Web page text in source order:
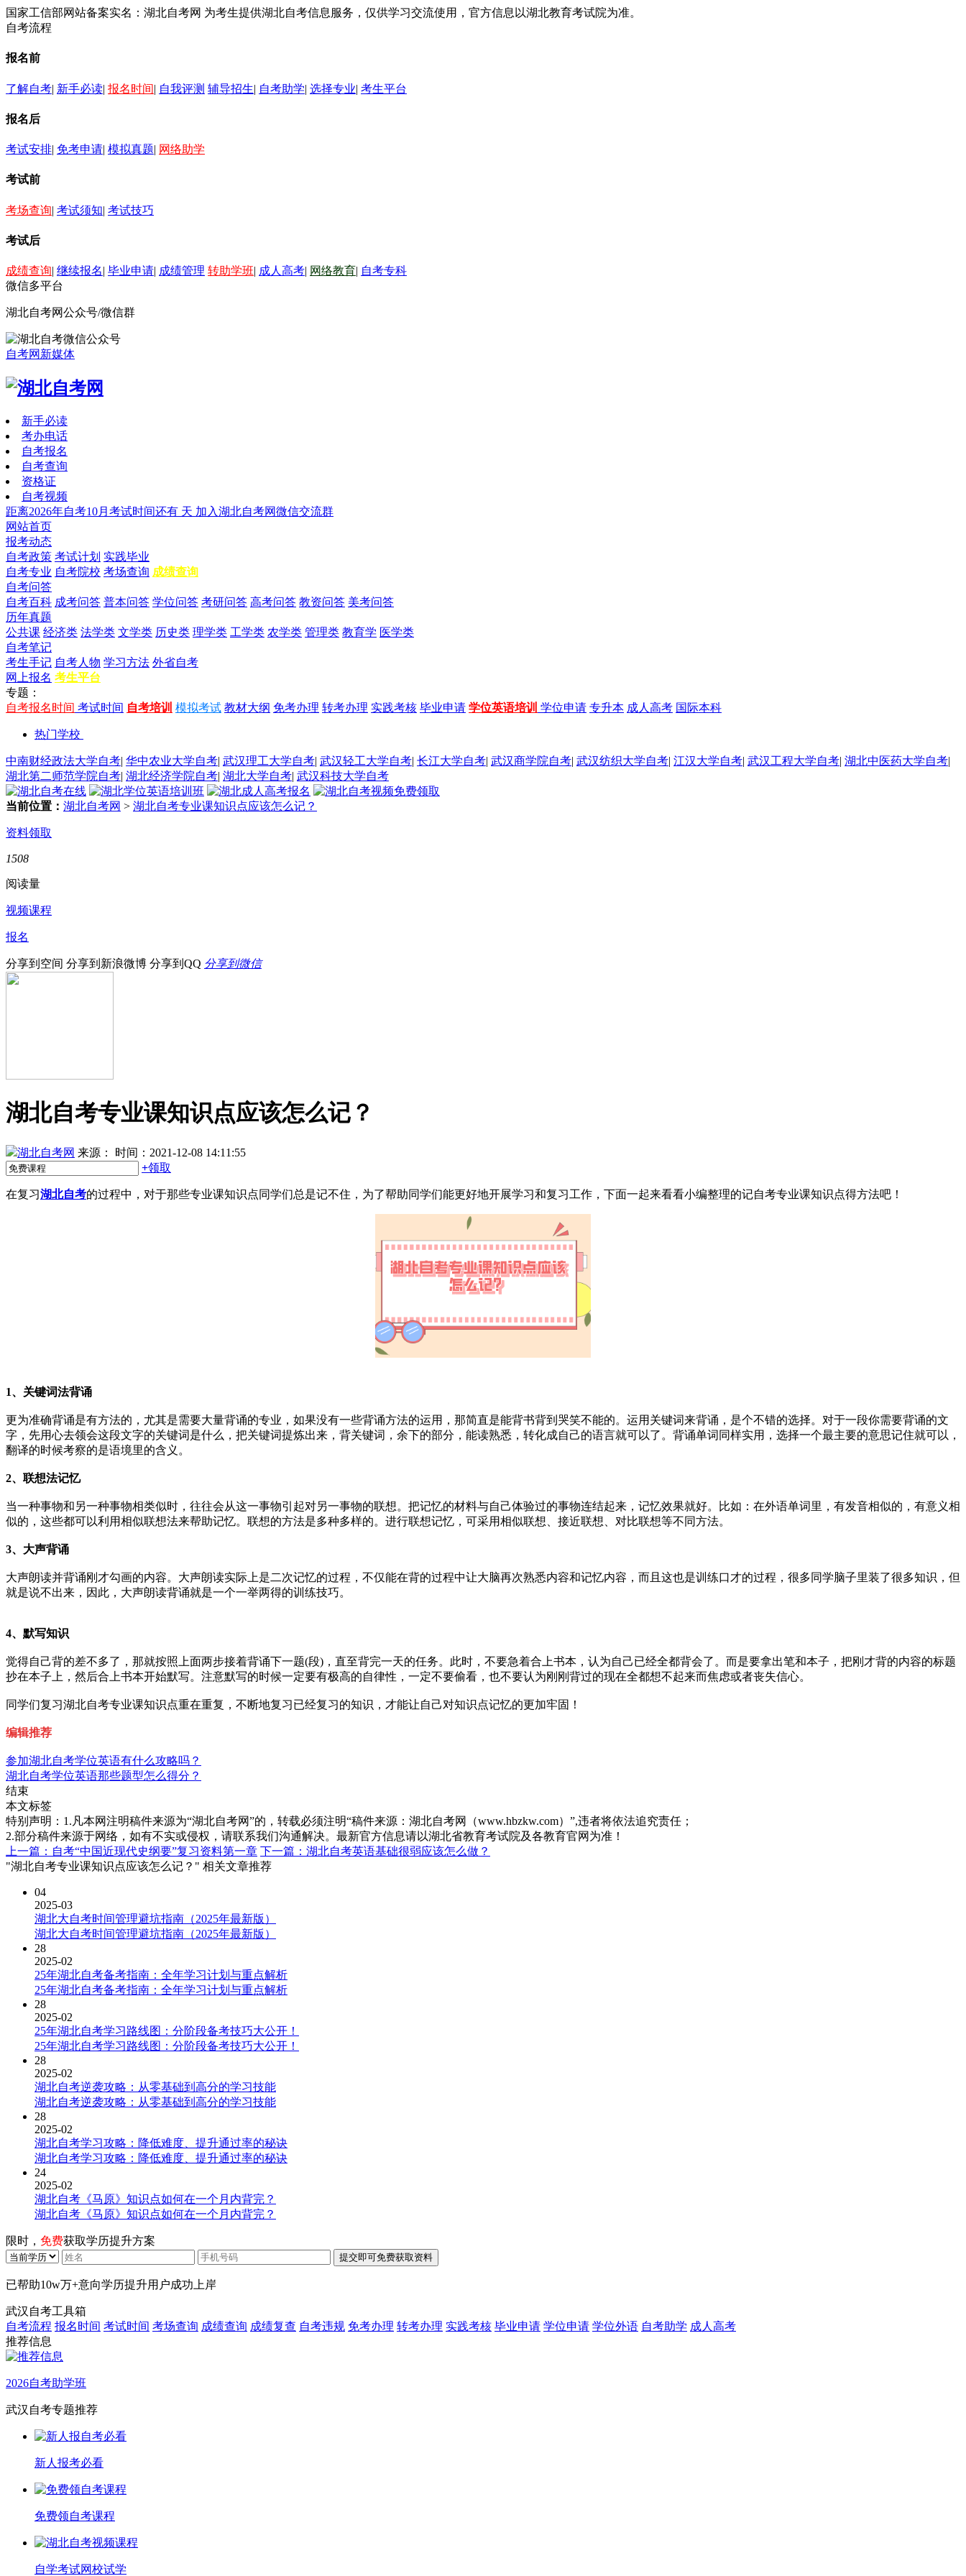
国家工信部网站备案实名：湖北自考网 为考生提供湖北自考信息服务，仅供学习交流使用，官方信息以湖北教育考试院为准。
自考流程
报名前
了解自考| 新手必读| 报名时间| 自我评测 辅导招生| 自考助学| 选择专业| 考生平台
报名后
考试安排| 免考申请| 模拟真题| 网络助学
考试前
考场查询| 考试须知| 考试技巧
考试后
成绩查询| 继续报名| 毕业申请| 成绩管理 转助学班| 成人高考| 网络教育| 自考专科
微信多平台
湖北自考网公众号/微信群
自考网新媒体
新手必读
考办电话
自考报名
自考查询
资格证
自考视频
距离2026年自考10月考试时间还有 天 加入湖北自考网微信交流群
网站首页
报考动态
自考政策 考试计划 实践毕业
自考专业 自考院校 考场查询 成绩查询
自考问答
自考百科 成考问答 普本问答 学位问答 考研问答 高考问答 教资问答 美考问答
历年真题
公共课 经济类 法学类 文学类 历史类 理学类 工学类 农学类 管理类 教育学 医学类
自考笔记
考生手记 自考人物 学习方法 外省自考
网上报名 考生平台
专题：
自考报名时间 考试时间 自考培训 模拟考试 教材大纲 免考办理 转考办理 实践考核 毕业申请 学位英语培训 学位申请 专升本 成人高考 国际本科
热门学校
中南财经政法大学自考| 华中农业大学自考| 武汉理工大学自考| 武汉轻工大学自考| 长江大学自考| 武汉商学院自考| 武汉纺织大学自考| 江汉大学自考| 武汉工程大学自考| 湖北中医药大学自考|
湖北第二师范学院自考| 湖北经济学院自考| 湖北大学自考| 武汉科技大学自考
当前位置： 湖北自考网 > 湖北自考专业课知识点应该怎么记？
资料领取
1508
阅读量
视频课程
报名
分享到空间 分享到新浪微博 分享到QQ 分享到微信
湖北自考专业课知识点应该怎么记？
湖北自考网 来源：
时间：2021-12-08 14:11:55
+领取
在复习湖北自考的过程中，对于那些专业课知识点同学们总是记不住，为了帮助同学们能更好地开展学习和复习工作，下面一起来看看小编整理的记自考专业课知识点得方法吧！
1、关键词法背诵
更为准确背诵是有方法的，尤其是需要大量背诵的专业，如果没有一些背诵方法的运用，那简直是能背书背到哭笑不能的。运用关键词来背诵，是个不错的选择。对于一段你需要背诵的文
字，先用心去领会这段文字的关键词是什么，把关键词提炼出来，背关键词，余下的部分，能读熟悉，转化成自己的语言就可以了。背诵单词同样实用，选择一个最主要的意思记住就可以，
翻译的时候考察的是语境里的含义。
2、联想法记忆
当一种事物和另一种事物相类似时，往往会从这一事物引起对另一事物的联想。把记忆的材料与自己体验过的事物连结起来，记忆效果就好。比如：在外语单词里，有发音相似的，有意义相
似的，这些都可以利用相似联想法来帮助记忆。联想的方法是多种多样的。进行联想记忆，可采用相似联想、接近联想、对比联想等不同方法。
3、大声背诵
大声朗读并背诵刚才勾画的内容。大声朗读实际上是二次记忆的过程，不仅能在背的过程中让大脑再次熟悉内容和记忆内容，而且这也是训练口才的过程，很多同学脑子里装了很多知识，但
就是说不出来，因此，大声朗读背诵就是一个一举两得的训练技巧。
4、默写知识
觉得自己背的差不多了，那就按照上面两步接着背诵下一题(段)，直至背完一天的任务。此时，不要急着合上书本，认为自己已经全都背会了。而是要拿出笔和本子，把刚才背的内容的标题
抄在本子上，然后合上书本开始默写。注意默写的时候一定要有极高的自律性，一定不要偷看，也不要认为刚刚背过的现在全都想不起来而焦虑或者丧失信心。
同学们复习湖北自考专业课知识点重在重复，不断地复习已经复习的知识，才能让自己对知识点记忆的更加牢固！
编辑推荐
参加湖北自考学位英语有什么攻略吗？
湖北自考学位英语那些题型怎么得分？
结束
本文标签
特别声明：1.凡本网注明稿件来源为“湖北自考网”的，转载必须注明“稿件来源：湖北自考网（www.hbzkw.com）”,违者将依法追究责任；
2.部分稿件来源于网络，如有不实或侵权，请联系我们沟通解决。最新官方信息请以湖北省教育考试院及各教育官网为准！
上一篇：自考“中国近现代史纲要”复习资料第一章 下一篇：湖北自考英语基础很弱应该怎么做？
"湖北自考专业课知识点应该怎么记？" 相关文章推荐
04
2025-03
湖北大自考时间管理避坑指南（2025年最新版）
湖北大自考时间管理避坑指南（2025年最新版）
28
2025-02
25年湖北自考备考指南：全年学习计划与重点解析
25年湖北自考备考指南：全年学习计划与重点解析
28
2025-02
25年湖北自考学习路线图：分阶段备考技巧大公开！
25年湖北自考学习路线图：分阶段备考技巧大公开！
28
2025-02
湖北自考逆袭攻略：从零基础到高分的学习技能
湖北自考逆袭攻略：从零基础到高分的学习技能
28
2025-02
湖北自考学习攻略：降低难度、提升通过率的秘诀
湖北自考学习攻略：降低难度、提升通过率的秘诀
24
2025-02
湖北自考《马原》知识点如何在一个月内背完？
湖北自考《马原》知识点如何在一个月内背完？
限时， 免费获取学历提升方案
已帮助10w万+意向学历提升用户成功上岸
武汉自考工具箱
自考流程 报名时间 考试时间 考场查询 成绩查询 成绩复查 自考违规 免考办理 转考办理 实践考核 毕业申请 学位申请 学位外语 自考助学 成人高考
推荐信息
2026自考助学班
武汉自考专题推荐
新人报考必看
免费领自考课程
自学考试网校试学